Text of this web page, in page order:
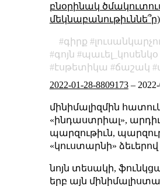
բնօրինակ
մեկնաբանութիւննե՞ր)
գիրք
գոյն
պաւել_կոսենկօ
էսթետիկա
ճաշակ
2022-01-28-8809173–
մինիմալիզմին
«ինդաստրիալ»,
պարզութիւն,
«կուստարնի»
նոյն տեսակի,
երբ այն